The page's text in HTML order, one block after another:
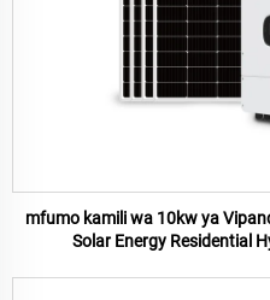
mfumo kamili wa 10kw ya
Solar Energy Residential